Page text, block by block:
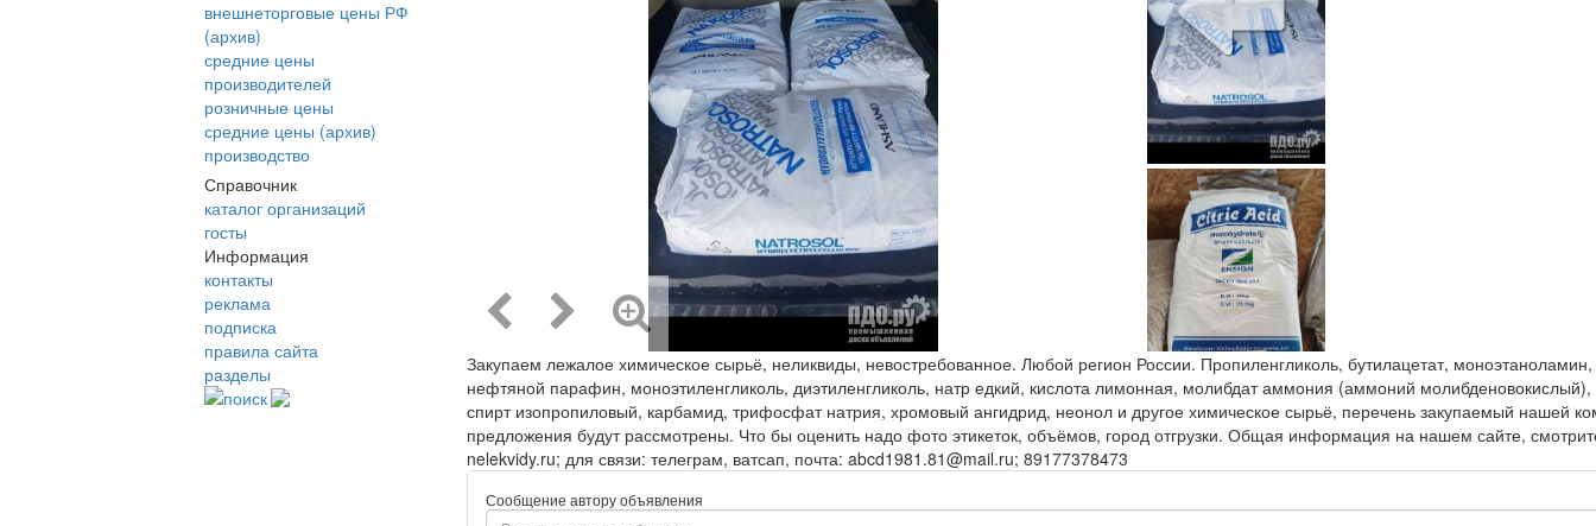
внешнеторговые цены РФ
(архив)
средние цены
производителей
розничные цены
средние цены (архив)
производство
Справочник
каталог организаций
госты
Информация
контакты
реклама
подписка
правила сайта
разделы
поиск
Закупаем лежалое химическое сырьё, неликвиды, невостребованное. Любой регион России. Пропиленгликоль, бутилацетат,
нефтяной парафин, моноэтиленгликоль, диэтиленгликоль, натр едкий, кислота лимонная, молибдат аммония (аммоний
спирт изопропиловый, карбамид, трифосфат натрия, хромовый ангидрид, неонол и другое химическое сырьё, перечень закупаемый нашей
предложения будут рассмотрены. Что бы оценить надо фото этикеток, объёмов, город отгрузки. Общая информация на нашем сайте,
nelekvidy.ru; для связи: телеграм, ватсап, почта: abcd1981.81@mail.ru; 89177378473
Сообщение автору объявления